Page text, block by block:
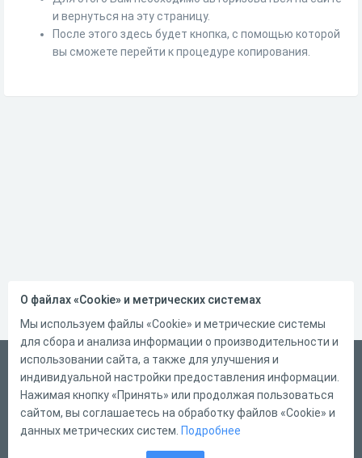
и вернуться на эту страницу.
После этого здесь будет кнопка, с помощью которой
вы сможете перейти к процедуре копирования.
Русский
Справка
Форма обратной связи
О файлах «Cookie» и метрических системах
Мы используем файлы «Cookie» и метрические системы
для сбора и анализа информации о производительности и
использовании сайта, а также для улучшения и
индивидуальной настройки предоставления информации.
Нажимая кнопку «Принять» или продолжая пользоваться
сайтом, вы соглашаетесь на обработку файлов «Cookie» и
данных метрических систем. Подробнее